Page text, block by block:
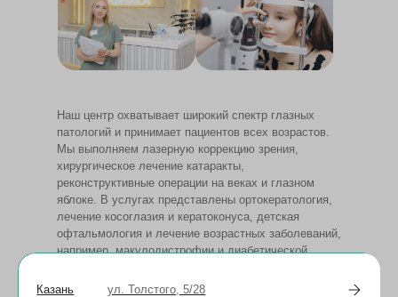
Наш центр охватывает широкий спектр глазных
патологий и принимает пациентов всех возрастов.
Мы выполняем лазерную коррекцию зрения,
хирургическое лечение катаракты,
реконструктивные операции на веках и глазном
яблоке. В услугах представлены ортокератология,
лечение косоглазия и кератоконуса, детская
офтальмология и лечение возрастных заболеваний,
например, макулодистрофии и диабетической
Казань ул. Толстого, 5/28